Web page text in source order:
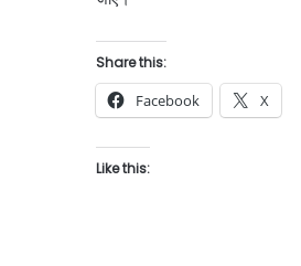
Share this:
Facebook X
Like this: